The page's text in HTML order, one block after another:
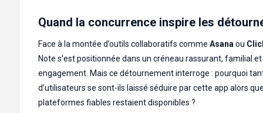
Quand la concurrence inspire les
Face à la montée d’outils collaboratifs comme Asana ou
Note s’est positionnée dans un créneau rassurant, familial
engagement. Mais ce détournement interroge : pourquoi
d’utilisateurs se sont-ils laissé séduire par cette app alors
plateformes fiables restaient disponibles ?